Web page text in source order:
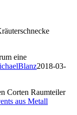
eine
2018-03-
aus Metall